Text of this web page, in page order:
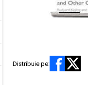
Distribuie pe: